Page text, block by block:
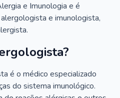
e Imunologia e é
e imunologista,
é o médico especializado
do sistema imunológico.